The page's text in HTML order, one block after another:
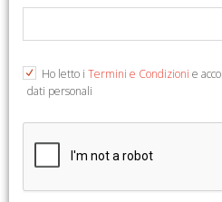
Ho letto i Termini e Condizioni e
dati personali